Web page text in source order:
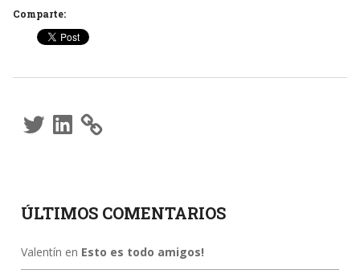
Comparte:
TwitterLinkedIn
ÚLTIMOS COMENTARIOS
Valentín en Esto es todo amigos!